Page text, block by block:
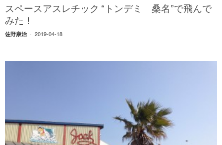
スペースアスレチック “トンデミ 桑名”で飛んで
みた！
佐野康治 - 2019-04-18